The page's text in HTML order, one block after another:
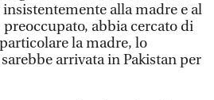
alla madre e al
preoccupato, abbia cercato di
la madre, lo
arrivata in Pakistan per